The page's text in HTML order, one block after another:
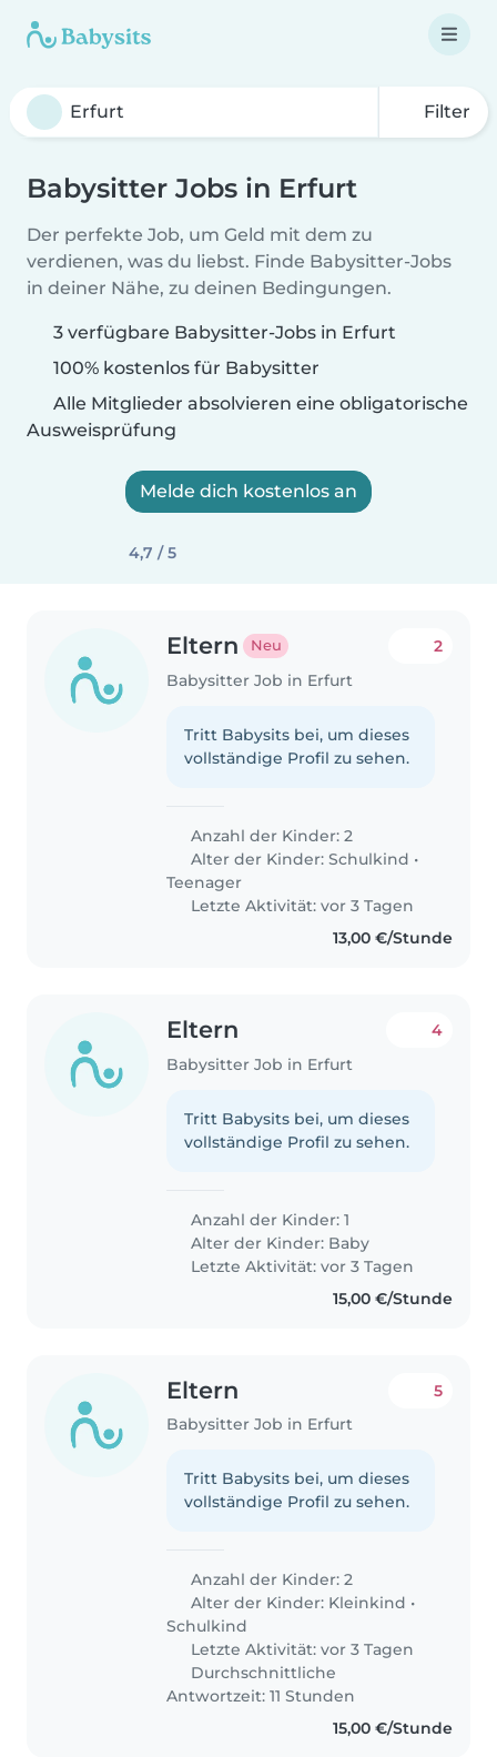
Filter
Babysitter Jobs in Erfurt
Der perfekte Job, um Geld mit dem zu
verdienen, was du liebst. Finde Babysitter-Jobs
in deiner Nähe, zu deinen Bedingungen.
3 verfügbare Babysitter-Jobs in Erfurt
100% kostenlos für Babysitter
Alle Mitglieder absolvieren eine obligatorische
Ausweisprüfung
Melde dich kostenlos an
4,7 / 5
Eltern Neu
Babysitter Job in Erfurt
2
Tritt Babysits bei, um dieses
vollständige Profil zu sehen.
Anzahl der Kinder: 2
Alter der Kinder:Schulkind •
Teenager
Letzte Aktivität: vor 3 Tagen
13,00 €/Stunde
Eltern
Babysitter Job in Erfurt
4
Tritt Babysits bei, um dieses
vollständige Profil zu sehen.
Anzahl der Kinder: 1
Alter der Kinder: Baby
Letzte Aktivität: vor 3 Tagen
15,00 €/Stunde
Eltern
Babysitter Job in Erfurt
5
Tritt Babysits bei, um dieses
vollständige Profil zu sehen.
Anzahl der Kinder: 2
Alter der Kinder: Kleinkind •
Schulkind
Letzte Aktivität: vor 3 Tagen
Durchschnittliche
Antwortzeit: 11 Stunden
15,00 €/Stunde